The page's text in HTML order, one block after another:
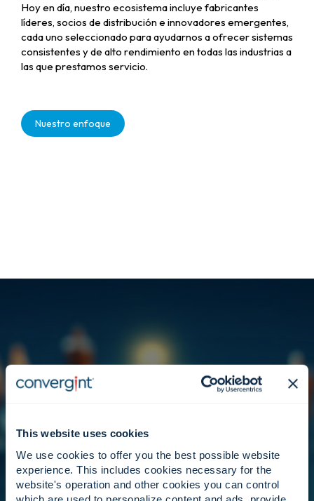
This website uses cookies
We use cookies to offer you the best possible website
experience. This includes cookies necessary for the
website's operation and other cookies you can control
Hoy en día, nuestro ecosistema incluye fabricantes
líderes, socios de distribución e innovadores emergentes,
cada uno seleccionado para ayudarnos a ofrecer sistemas
consistentes y de alto rendimiento en todas las industrias a
las que prestamos servicio.
Nuestro enfoque
Principios que configuran un
Liderazgo.